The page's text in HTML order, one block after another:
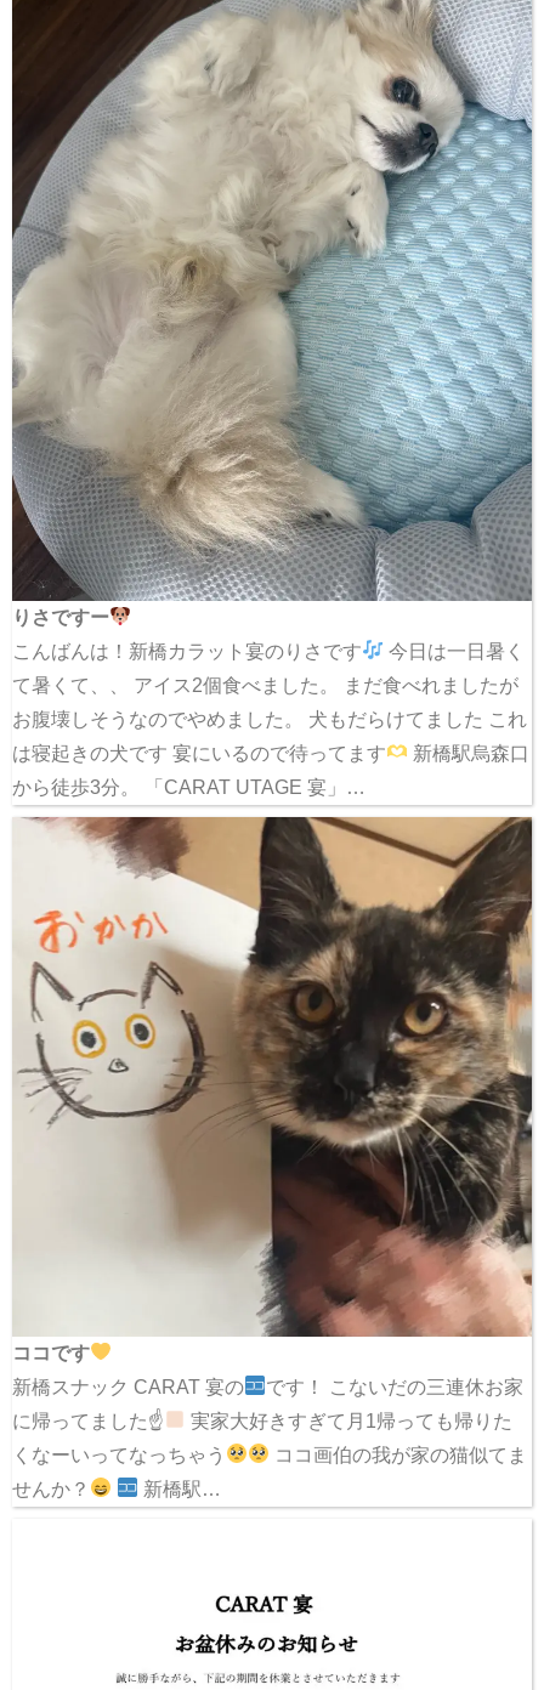
りさですー
こんばんは！新橋カラット宴のりさです
今日は一日暑く
て暑くて、、 アイス2個食べました。 まだ食べれましたが
お腹壊しそうなのでやめました。 犬もだらけてました これ
は寝起きの犬です 宴にいるので待ってます
新橋駅烏森口
から徒歩3分。 「CARAT UTAGE 宴」…
ココです
新橋スナック CARAT 宴の
です！ こないだの三連休お家
に帰ってました☝
実家大好きすぎて月1帰っても帰りた
くなーいってなっちゃう
ココ画伯の我が家の猫似てま
せんか？
新橋駅…